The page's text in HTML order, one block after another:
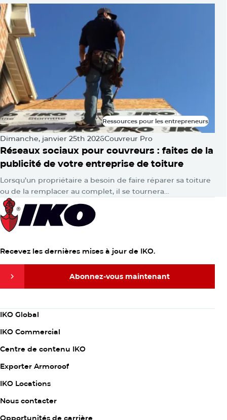
correctly.
Ressources pour les entrepreneurs
Ressources pour les entrepreneurs
Dimanche, janvier 25th 2026Couvreur Pro
Réseaux sociaux pour couvreurs : faites de la
publicité de votre entreprise de toiture
Lorsqu’un propriétaire a besoin de faire réparer sa toiture
ou de la remplacer au complet, il se tournera
probablement vers Google pour obtenir des réponses.
Ensuite, consciemment ou…
Recevez les dernières mises à jour de IKO.
Abonnez-vous maintenant
Column
IKO Global
IKO Commercial
Centre de contenu IKO
Exporter Armoroof
Column
IKO Locations
Nous contacter